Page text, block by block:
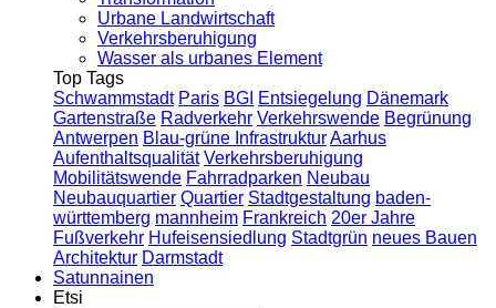
Urbane Landwirtschaft
Verkehrsberuhigung
Wasser als urbanes Element
Top Tags
Schwammstadt Paris BGI Entsiegelung Dänemark
Gartenstraße Radverkehr Verkehrswende Begrünung
Antwerpen Blau-grüne InfrastrukturAarhus
Aufenthaltsqualität Verkehrsberuhigung
Mobilitätswende Fahrradparken Neubau
Neubauquartier Quartier Stadtgestaltung baden-
württemberg mannheim Frankreich 20er Jahre
Fußverkehr Hufeisensiedlung Stadtgrün neues Bauen
Architektur Darmstadt
Satunnainen
Etsi